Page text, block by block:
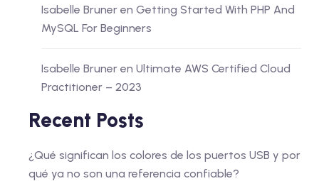
Isabelle Bruner en Getting Started With PHP And
MySQL For Beginners
Isabelle Bruner en Ultimate AWS Certified Cloud
Practitioner – 2023
Recent Posts
¿Qué significan los colores de los puertos USB y por
qué ya no son una referencia confiable?